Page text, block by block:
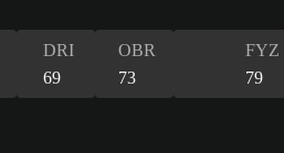
DRI
69
OBR
73
FYZ
79